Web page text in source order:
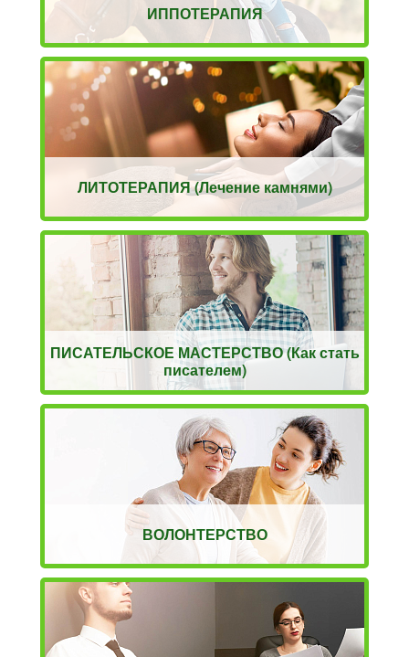
ИППОТЕРАПИЯ
ЛИТОТЕРАПИЯ (Лечение камнями)
ПИСАТЕЛЬСКОЕ МАСТЕРСТВО (Как стать
писателем)
ВОЛОНТЕРСТВО